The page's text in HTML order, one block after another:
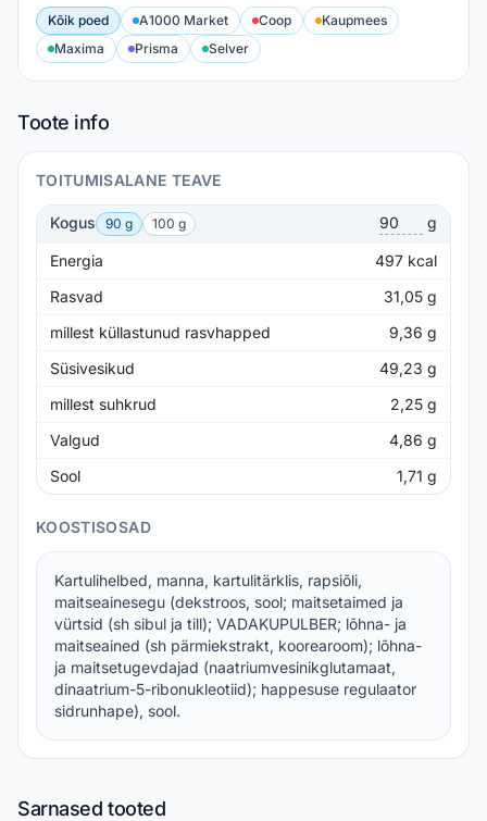
Kõik poed A1000 Market Coop
Kaupmees
Maxima
Prisma Selver
Toote info
TOITUMISALANE TEAVE
Kogus 90 g 100 g g
Energia 497 kcal
Rasvad
31,05 g
millest küllastunud rasvhapped
9,36 g
Süsivesikud
49,23 g
millest suhkrud
2,25 g
Valgud
4,86 g
Sool
1,71 g
KOOSTISOSAD
Kartulihelbed, manna, kartulitärklis, rapsiõli,
maitseainesegu (dekstroos, sool; maitsetaimed ja
vürtsid (sh sibul ja till); VADAKUPULBER; lõhna- ja
maitseained (sh pärmiekstrakt, koorearoom); lõhna-
ja maitsetugevdajad (naatriumvesinikglutamaat,
dinaatrium-5-ribonukleotiid); happesuse regulaator
sidrunhape), sool.
Sarnased tooted